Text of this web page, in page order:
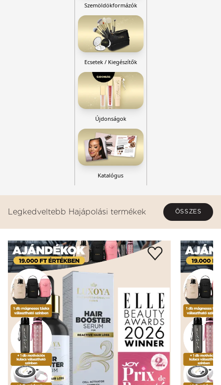
Szemöldökformázók
Ecsetek / Kiegészítők
Újdonságok
Katalógus
Legkedveltebb Hajápolási termékek ÖSSZES